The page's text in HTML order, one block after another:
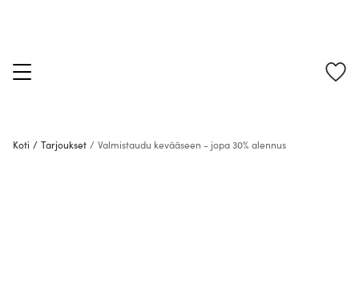
Koti / Tarjoukset / Valmistaudu kevääseen - jopa 30% alennus